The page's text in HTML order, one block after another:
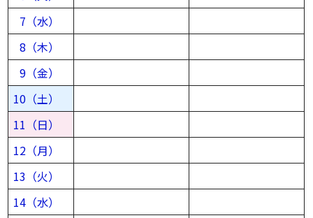
7（水）
8（木）
9（金）
10（土）
11（日）
12（月）
13（火）
14（水）